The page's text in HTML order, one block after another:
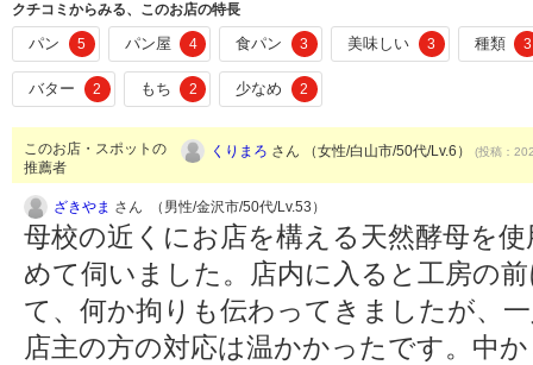
クチコミからみる、このお店の特長
パン 5 パン屋 4 食パン 3 美味しい 3 種類 3
バター 2 もち 2 少なめ 2
このお店・スポットの
推薦者
くりまろ さん （女性/白山市/50代/Lv.6） (投稿：
ざきやま さん （男性/金沢市/50代/Lv.53）
母校の近くにお店を構える天然酵母を
めて伺いました。店内に入ると工房の
て、何か拘りも伝わってきましたが、
店主の方の対応は温かかったです。中